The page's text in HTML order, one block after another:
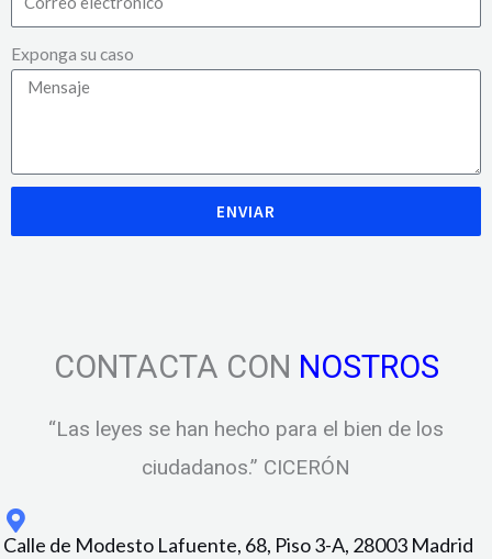
Exponga su caso
ENVIAR
CONTACTA CON NOSTROS
“Las leyes se han hecho para el bien de los
ciudadanos.” CICERÓN
Calle de Modesto Lafuente, 68, Piso 3-A, 28003 Madrid